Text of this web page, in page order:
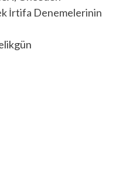
İrtifa Denemelerinin